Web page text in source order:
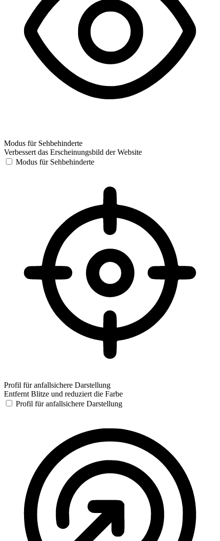
Modus für Sehbehinderte
Verbessert das Erscheinungsbild der Website
Modus für Sehbehinderte
Profil für anfallsichere Darstellung
Entfernt Blitze und reduziert die Farbe
Profil für anfallsichere Darstellung